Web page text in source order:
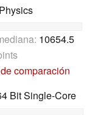
10654.5
comparación
Bit Single-Core